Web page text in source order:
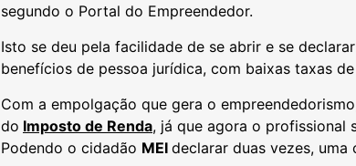
segundo o Portal do Empreendedor.
Isto se deu pela facilidade de se abrir e se declarar
benefícios de pessoa jurídica, com baixas taxas
Com a empolgação que gera o
do Imposto de Renda, já que agora o profissional
Podendo o cidadão MEI declarar duas vezes,